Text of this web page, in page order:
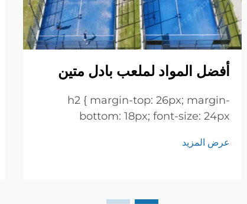
أفضل المواد لملعب بادل متين
h2 { margin-top: 26px; margin-
bottom: 18px; font-size: 24px
height: normal; } h3 { margin-top:
عرض المزيد